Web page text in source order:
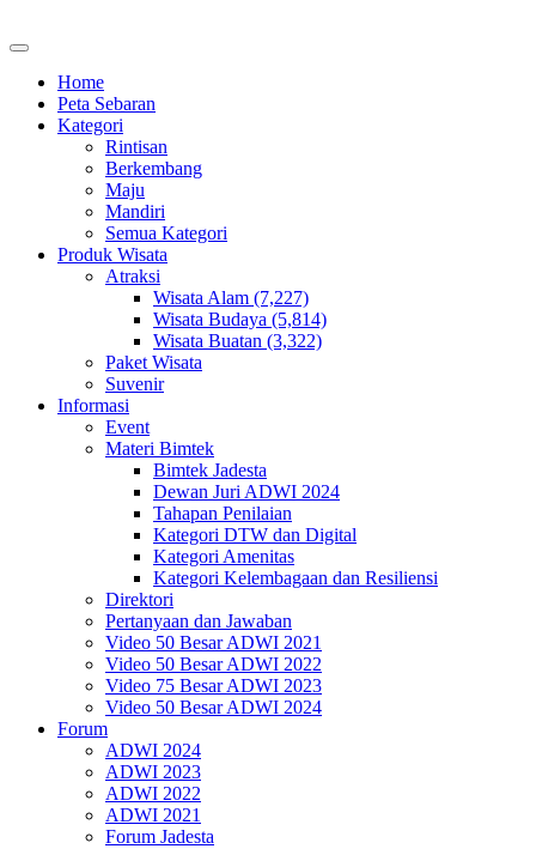
Home
Peta Sebaran
Kategori
Rintisan
Berkembang
Maju
Mandiri
Semua Kategori
Produk Wisata
Atraksi
Wisata Alam (7,227)
Wisata Budaya (5,814)
Wisata Buatan (3,322)
Paket Wisata
Suvenir
Informasi
Event
Materi Bimtek
Bimtek Jadesta
Dewan Juri ADWI 2024
Tahapan Penilaian
Kategori DTW dan Digital
Kategori Amenitas
Kategori Kelembagaan dan Resiliensi
Direktori
Pertanyaan dan Jawaban
Video 50 Besar ADWI 2021
Video 50 Besar ADWI 2022
Video 75 Besar ADWI 2023
Video 50 Besar ADWI 2024
Forum
ADWI 2024
ADWI 2023
ADWI 2022
ADWI 2021
Forum Jadesta